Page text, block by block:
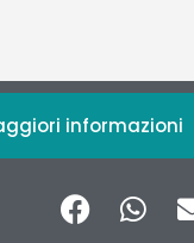
informazioni